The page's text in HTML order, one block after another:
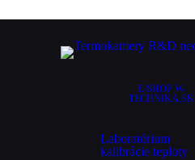
E-SHOP W-
TECHNIKA.SK
Laboratórium
kalibrácie teploty